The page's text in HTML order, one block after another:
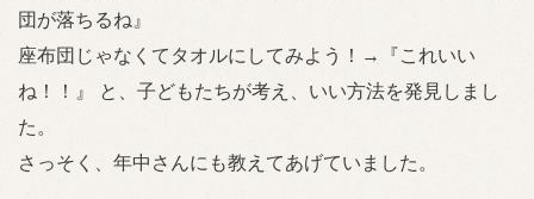
団が落ちるね』
座布団じゃなくてタオルにしてみよう！→『これいい
ね！！』 と、子どもたちが考え、いい方法を発見しまし
た。
さっそく、年中さんにも教えてあげていました。